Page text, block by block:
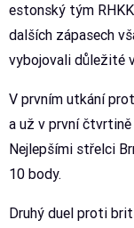
estonský tým
dalších zápasech
vybojovali důležité
V prvním utkání
a už v první
Nejlepšími střelci
10 body.
Druhý duel proti